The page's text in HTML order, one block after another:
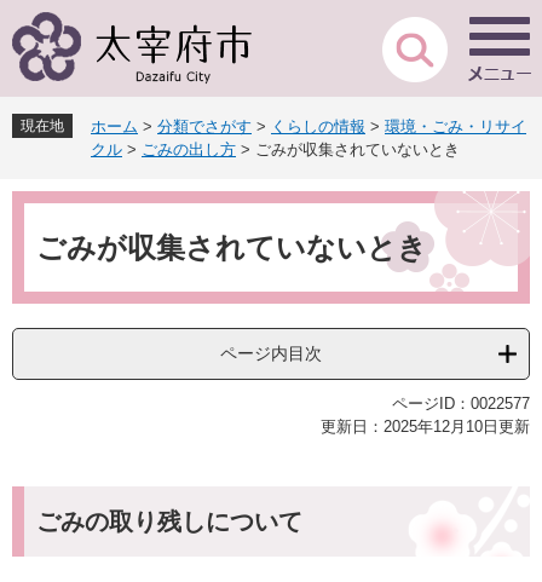
ー
先
頭
す
ニ
を
飛
し
現在地 ホーム > 分類でさがす > くらしの情報 > 環境・ごみ・リサイ
クル > ごみの出し方 > ごみが収集されていないとき
本
ごみが収集されていないとき
ページ内目次
ページID：0022577
更新日：2025年12月10日更新
ごみの取り残しについて